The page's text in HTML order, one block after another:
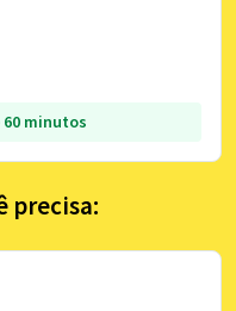
minutos
precisa: